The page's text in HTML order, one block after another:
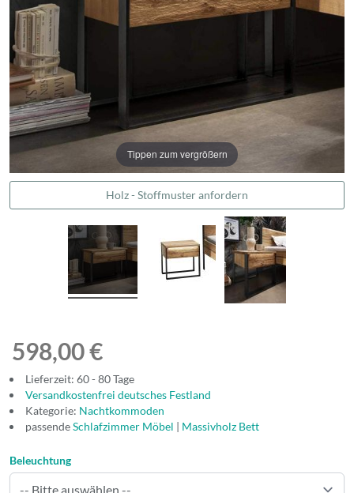
Tippen zum vergrößern
Holz - Stoffmuster anfordern
598,00 €
Lieferzeit: 60 - 80 Tage
Versandkostenfrei deutsches Festland
Kategorie: Nachtkommoden
passendeSchlafzimmer Möbel | Massivholz Bett
Beleuchtung